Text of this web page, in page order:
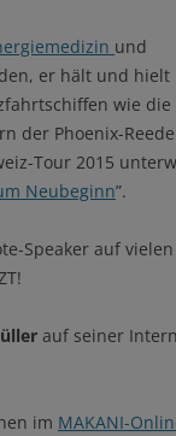
und
er hält und hielt
wie die
der Phoenix-
Tour 2015
Neubeginn”.
Speaker auf
auf seiner
im MAKANI-